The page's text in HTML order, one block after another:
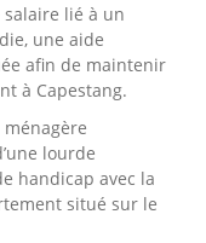
salaire lié à un
une aide
afin de maintenir
à Capestang.
lourde
handicap avec la
situé sur le